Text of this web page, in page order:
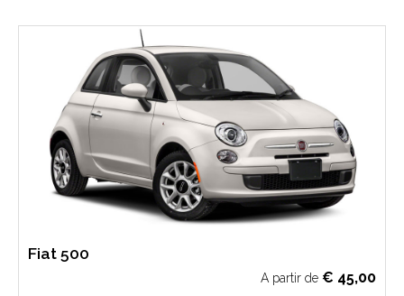
Fiat 500
A partir de € 45,00